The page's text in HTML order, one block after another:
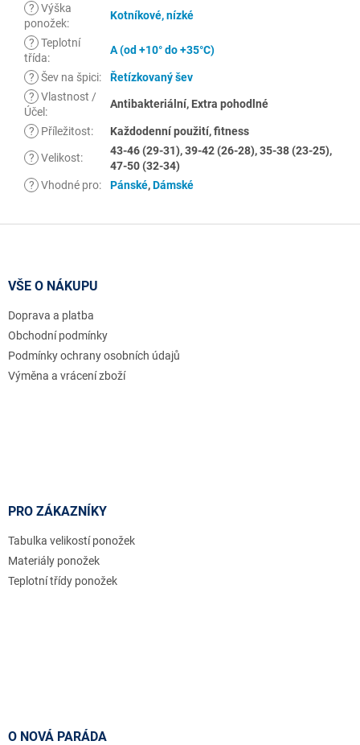
? Výška
ponožek:
Kotníkové, nízké
? Teplotní
třída:
A (od +10° do +35°C)
? Šev na špici:
Řetízkovaný šev
? Vlastnost /
Účel :
Antibakteriální, Extra pohodlné
? Příležitost: Každodenní použití, fitness
? Velikost:
43-46 (29-31), 39-42 (26-28), 35-38 (23-25),
47-50 (32-34)
? Vhodné pro: Pánské,Dámské
VŠE O NÁKUPU
Doprava a platba
Obchodní podmínky
Podmínky ochrany osobních údajů
Výměna a vrácení zboží
PRO ZÁKAZNÍKY
Tabulka velikostí ponožek
Materiály ponožek
Teplotní třídy ponožek
O NOVÁ PARÁDA